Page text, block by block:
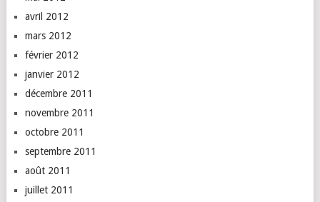
avril 2012
mars 2012
février 2012
janvier 2012
décembre 2011
novembre 2011
octobre 2011
septembre 2011
août 2011
juillet 2011